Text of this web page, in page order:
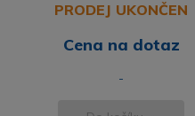
PRODEJ UKONČEN
Cena na dotaz
-